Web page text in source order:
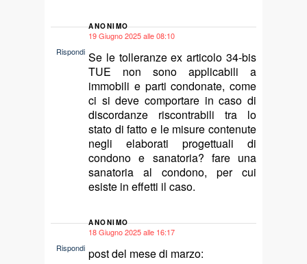
ANONIMO
19 Giugno 2025 alle 08:10
Se le tolleranze ex articolo 34-bis
TUE non sono applicabili a
immobili e parti condonate, come
ci si deve comportare in caso di
discordanze riscontrabili tra lo
stato di fatto e le misure contenute
negli elaborati progettuali di
condono e sanatoria? fare una
sanatoria al condono, per cui
esiste in effetti il caso.
Rispondi
ANONIMO
18 Giugno 2025 alle 16:17
post del mese di marzo:
Rispondi